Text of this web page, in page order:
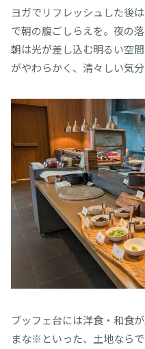
ヨガでリフレッシュした後
で朝の腹ごしらえを。夜の
朝は光が差し込む明るい空
がやわらかく、清々しい気
ブッフェ台には洋食・和食
まな※といった、土地ならで